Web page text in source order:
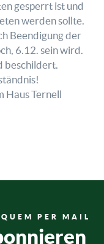
gesperrt ist und
werden sollte.
Beendigung der
6.12. sein wird.
beschildert.
Haus Ternell
PER MAIL